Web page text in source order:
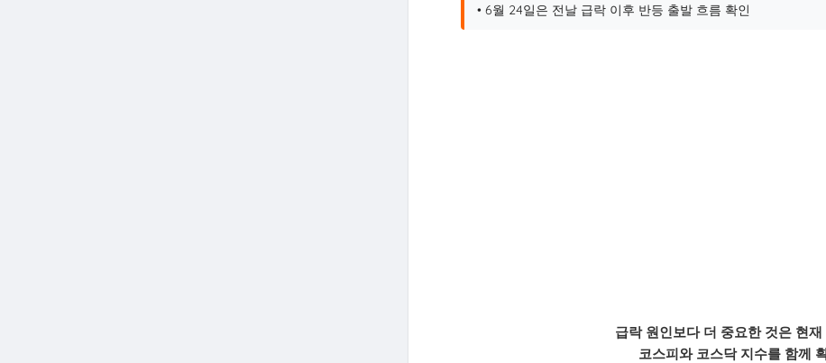
• 6월 24일은 전날 급락 이후 반등 출발 흐름 확인
급락 원인보다 더 중요한 것은 현
코스피와 코스닥 지수를 함께